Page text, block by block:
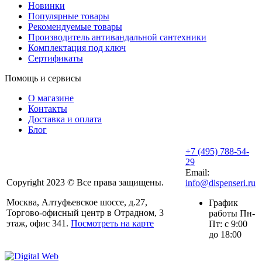
Новинки
Популярные товары
Рекомендуемые товары
Производитель антивандальной сантехники
Комплектация под ключ
Сертификаты
Помощь и сервисы
О магазине
Контакты
Доставка и оплата
Блог
Copyright 2023 © Все права защищены.
Москва, Алтуфьевское шоссе, д.27,
Торгово-офисный центр в Отрадном, 3
этаж, офис 341. Посмотреть на карте
+7 (495) 788-54-
29
Email:
info@dispenseri.ru
График
работы Пн-
Пт: с 9:00
до 18:00